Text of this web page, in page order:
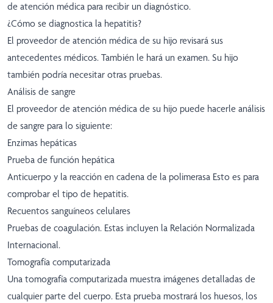
de atención médica para recibir un diagnóstico.
¿Cómo se diagnostica la hepatitis?
El proveedor de atención médica de su hijo revisará sus
antecedentes médicos. También le hará un examen. Su hijo
también podría necesitar otras pruebas.
Análisis de sangre
El proveedor de atención médica de su hijo puede hacerle análisis
de sangre para lo siguiente:
Enzimas hepáticas
Prueba de función hepática
Anticuerpo y la reacción en cadena de la polimerasa Esto es para
comprobar el tipo de hepatitis.
Recuentos sanguíneos celulares
Pruebas de coagulación. Estas incluyen la Relación Normalizada
Internacional.
Tomografía computarizada
Una tomografía computarizada muestra imágenes detalladas de
cualquier parte del cuerpo. Esta prueba mostrará los huesos, los